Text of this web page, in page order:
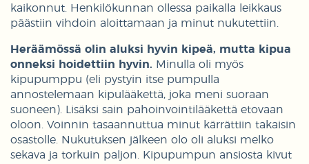
kaikonnut. Henkilökunnan ollessa paikalla leikkaus
päästiin vihdoin aloittamaan ja minut nukutettiin.
Heräämössä olin aluksi hyvin kipeä, mutta kipua
onneksi hoidettiin hyvin. Minulla oli myös
kipupumppu (eli pystyin itse pumpulla
annostelemaan kipulääkettä, joka meni suoraan
suoneen). Lisäksi sain pahoinvointilääkettä etovaan
oloon. Voinnin tasaannuttua minut kärrättiin takaisin
osastolle. Nukutuksen jälkeen olo oli aluksi melko
sekava ja torkuin paljon. Kipupumpun ansiosta kivut